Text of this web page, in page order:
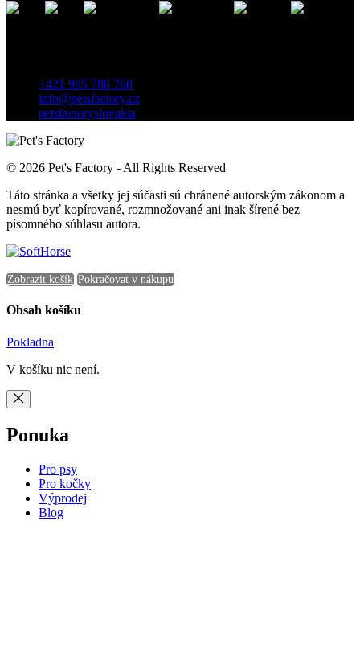
+421 905 780 760
info@petsfactory.cz
petsfactoryslovakia
© 2026 Pet's Factory - All Rights Reserved
Táto stránka a všetky jej súčasti sú chránené autorským zákonom a
nesmú byť kopírované, rozmnožované ani inak šírené bez
písomného súhlasu autora.
Zobrazit košík Pokračovat v nákupu
Obsah košíku
Pokladna
V košíku nic není.
Ponuka
Pro psy
Pro kočky
Výprodej
Blog